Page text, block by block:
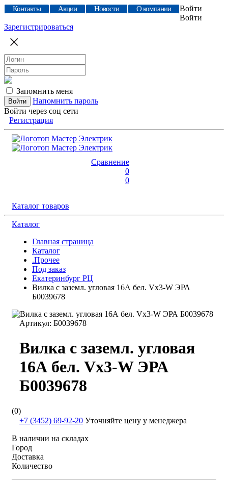
Контакты Акции Новости О компании
Войти
Войти
Зарегистрироваться
Запомнить меня
Напомнить пароль
Войти через соц сети
Регистрация
Сравнение
0
0
Каталог товаров
Каталог
Главная страница
Каталог
.Прочее
Под заказ
Екатеринбург РЦ
Вилка с заземл. угловая 16А бел. Vx3-W ЭРА
Б0039678
Артикул: Б0039678
Вилка с заземл. угловая
16А бел. Vx3-W ЭРА
Б0039678
(0)
+7 (3452) 69-92-20 Уточняйте цену у менеджера
В наличии на складах
Город
Доставка
Количество